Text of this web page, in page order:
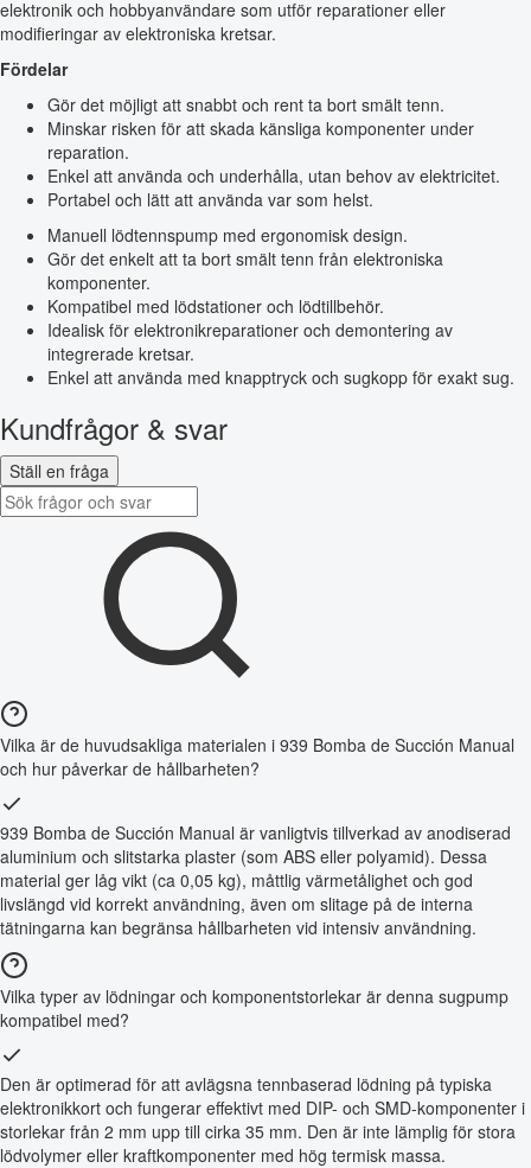
elektronik och hobbyanvändare som utför reparationer eller
modifieringar av elektroniska kretsar.
Fördelar
Gör det möjligt att snabbt och rent ta bort smält tenn.
Minskar risken för att skada känsliga komponenter under
reparation.
Enkel att använda och underhålla, utan behov av elektricitet.
Portabel och lätt att använda var som helst.
Manuell lödtennspump med ergonomisk design.
Gör det enkelt att ta bort smält tenn från elektroniska
komponenter.
Kompatibel med lödstationer och lödtillbehör.
Idealisk för elektronikreparationer och demontering av
integrerade kretsar.
Enkel att använda med knapptryck och sugkopp för exakt sug.
Kundfrågor & svar
Ställ en fråga
Vilka är de huvudsakliga materialen i 939 Bomba de Succión Manual
och hur påverkar de hållbarheten?
939 Bomba de Succión Manual är vanligtvis tillverkad av anodiserad
aluminium och slitstarka plaster (som ABS eller polyamid). Dessa
material ger låg vikt (ca 0,05 kg), måttlig värmetålighet och god
livslängd vid korrekt användning, även om slitage på de interna
tätningarna kan begränsa hållbarheten vid intensiv användning.
Vilka typer av lödningar och komponentstorlekar är denna sugpump
kompatibel med?
Den är optimerad för att avlägsna tennbaserad lödning på typiska
elektronikkort och fungerar effektivt med DIP- och SMD-komponenter i
storlekar från 2 mm upp till cirka 35 mm. Den är inte lämplig för stora
lödvolymer eller kraftkomponenter med hög termisk massa.